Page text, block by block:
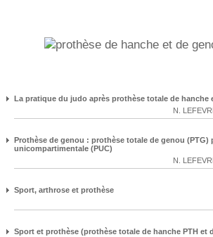
La pratique du judo après prothèse totale de hanche
N.
Prothèse de genou : prothèse totale de genou (PTG)
unicompartimentale (PUC)
N.
Sport, arthrose et prothèse
Sport et prothèse (prothèse totale de hanche PTH et